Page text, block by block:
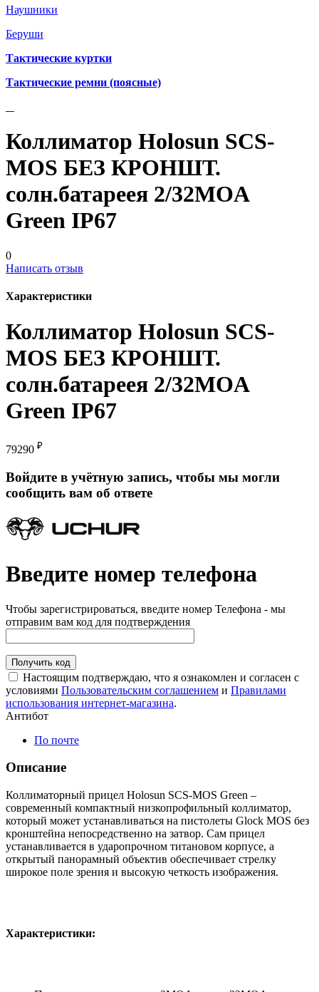
Наушники
Беруши
Тактические куртки
Тактические ремни (поясные)
Коллиматор Holosun SCS-
MOS БЕЗ КРОНШТ.
солн.батареея 2/32MOA
Green IP67
0
Написать отзыв
Характеристики
Коллиматор Holosun SCS-
MOS БЕЗ КРОНШТ.
солн.батареея 2/32MOA
Green IP67
79290 ₽
Войдите в учётную запись, чтобы мы могли
сообщить вам об ответе
Введите номер телефона
Чтобы зарегистрироваться, введите номер Телефона - мы
отправим вам код для подтверждения
Получить код
Настоящим подтверждаю, что я ознакомлен и согласен с
условиями Пользовательским соглашением и Правилами
использования интернет-магазина.
Антибот
По почте
Описание
Коллиматорный прицел Holosun SCS-MOS Green –
современный компактный низкопрофильный коллиматор,
который может устанавливаться на пистолеты Glock MOS без
кронштейна непосредственно на затвор. Сам прицел
устанавливается в ударопрочном титановом корпусе, а
открытый панорамный объектив обеспечивает стрелку
широкое поле зрения и высокую четкость изображения.
Характеристики: